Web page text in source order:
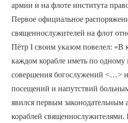
армии и на флоте института
Первое официальное
священнослужителей на флот
Пётр I своим указом повелел: «В
каждом корабле иметь по одному
совершения богослужений <…>
посещений и напутствий
явился первым законодательным
кораблей